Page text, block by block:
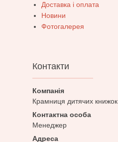
Доставка і оплата
Новини
Фотогалерея
Контакти
Крамниця дитячих книжок
Менеджер